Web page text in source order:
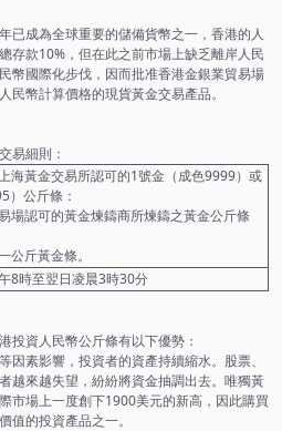
已成為全球重要的儲備貨幣之一，香港的人
存款10%，但在此之前市場上缺乏離岸人民
幣國際化步伐，因而批准香港金銀業貿易場
幣計算價格的現貨黃金交易產品。
易細則：
海黃金交易所認可的1號金（成色9999）或
）公斤條：
場認可的黃金煉鑄商所煉鑄之黃金公斤條
公斤黃金條。
8時至翌日凌晨3時30分
投資人民幣公斤條有以下優勢：
因素影響，投資者的資產持續縮水。股票、
越來越失望，紛紛將資金抽調出去。唯獨黃
市場上一度創下1900美元的新高，因此購買
值的投資產品之一。